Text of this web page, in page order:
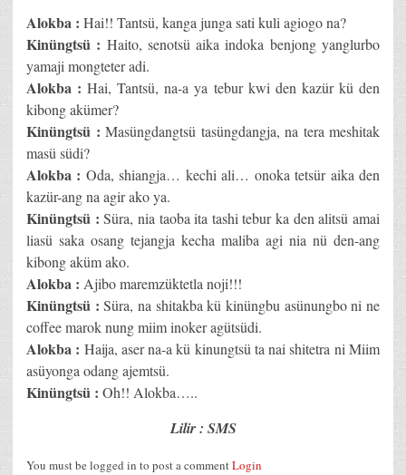
Alokba : Hai!! Tantsü, kanga junga sati kuli agiogo na?
Kinüngtsü : Haito, senotsü aika indoka benjong yanglurbo
yamaji mongteter adi.
Alokba : Hai, Tantsü, na-a ya tebur kwi den kazür kü den
kibong akümer?
Kinüngtsü : Masüngdangtsü tasüngdangja, na tera meshitak
masü südi?
Alokba : Oda, shiangja… kechi ali… onoka tetsür aika den
kazür-ang na agir ako ya.
Kinüngtsü : Süra, nia taoba ita tashi tebur ka den alitsü amai
liasü saka osang tejangja kecha maliba agi nia nü den-ang
kibong aküm ako.
Alokba : Ajibo maremzüktetla noji!!!
Kinüngtsü : Süra, na shitakba kü kinüngbu asünungbo ni ne
coffee marok nung miim inoker agütsüdi.
Alokba : Haija, aser na-a kü kinungtsü ta nai shitetra ni Miim
asüyonga odang ajemtsü.
Kinüngtsü : Oh!! Alokba…..
Lilir : SMS
You must be logged in to post a commentLogin